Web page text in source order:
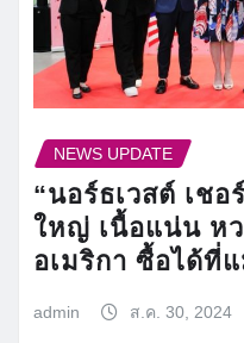
NEWS UPDATE
“นอร์ธเวสต์ เชอ
ใหญ่ เนื้อแน่น ห
อเมริกา ซื้อได้ที่
admin ส.ค. 30, 2024